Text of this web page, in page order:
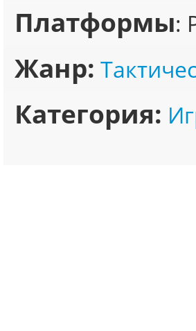
Платформы:
Жанр:
Категория: